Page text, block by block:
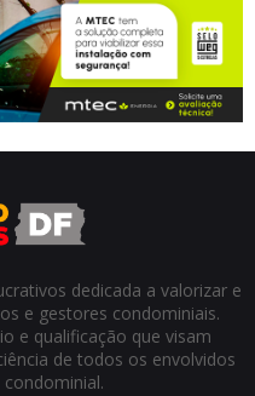
dedicada a valorizar e
e gestores condominiais.
e qualificação que visam
de todos os envolvidos